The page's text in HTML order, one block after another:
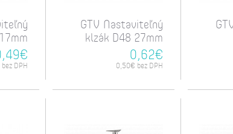
DPH
GTV Nastaviteľný
klzák D48 27mm
0,62€
0,50€ bez DPH